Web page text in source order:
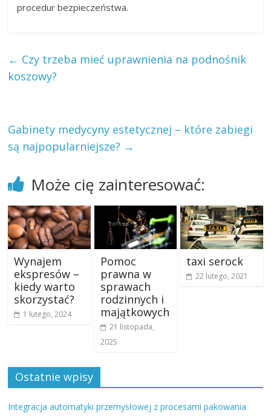
procedur bezpieczeństwa.
← Czy trzeba mieć uprawnienia na podnośnik
koszowy?
Gabinety medycyny estetycznej – które zabiegi
są najpopularniejsze? →
Może cię zainteresować:
Wynajem
ekspresów –
kiedy warto
skorzystać?
1 lutego, 2024
Pomoc
prawna w
sprawach
rodzinnych i
majątkowych
21 listopada,
2025
taxi serock
22 lutego, 2021
Ostatnie wpisy
Integracja automatyki przemysłowej z procesami pakowania